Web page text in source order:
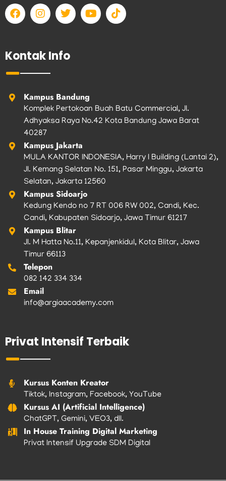
F
a
c
o
o
k
I
n
s
a
g
a
T
w
i
e
Y
o
u
T
i
k
Kontak Info
Kampus Bandung
Komplek Pertokoan Buah Batu Commercial, Jl.
Adhyaksa Raya No.42 Kota Bandung Jawa Barat
40287
Kampus Jakarta
MULA KANTOR INDONESIA, Harry I Building (Lantai 2),
Jl. Kemang Selatan No. 151, Pasar Minggu, Jakarta
Selatan, Jakarta 12560
Kampus Sidoarjo
Kedung Kendo no 7 RT 006 RW 002, Candi, Kec.
Candi, Kabupaten Sidoarjo, Jawa Timur 61217
Kampus Blitar
Jl. M Hatta No.11, Kepanjenkidul, Kota Blitar, Jawa
Timur 66113
Telepon
082 142 334 334
Email
info@argiaacademy.com
Privat Intensif Terbaik
Kursus Konten Kreator
Tiktok, Instagram, Facebook, YouTube
Kursus AI (Artificial Intelligence)
ChatGPT, Gemini, VEO3, dll.
In House Training Digital Marketing
Privat Intensif Upgrade SDM Digital